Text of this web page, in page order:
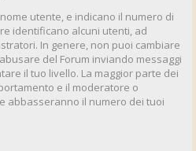
utente, e indicano il numero di
identificano alcuni utenti, ad
In genere, non puoi cambiare
del Forum inviando messaggi
il tuo livello. La maggior parte dei
e il moderatore o
abbasseranno il numero dei tuoi